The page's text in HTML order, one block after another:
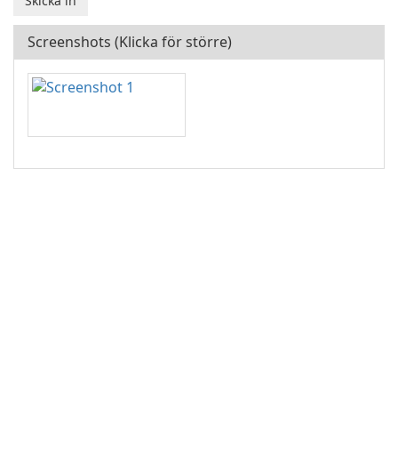
Screenshots (Klicka för större)